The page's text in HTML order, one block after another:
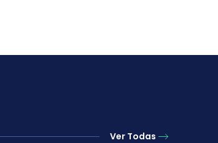
Ver Todas